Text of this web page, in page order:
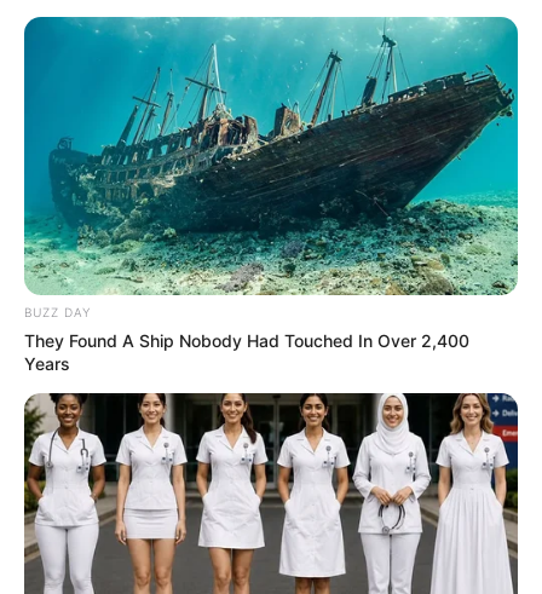
BUZZ DAY
They Found A Ship Nobody Had Touched In Over 2,400
Years